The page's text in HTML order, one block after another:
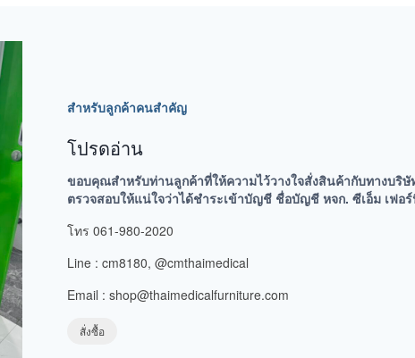
สำหรับลูกค้าคนสำคัญ
โปรดอ่าน
ขอบคุณสำหรับท่านลูกค้าที่ให้ความไว้วางใจสั่งสินค้ากับทางบริษั
ตรวจสอบให้แน่ใจว่าได้ชำระเข้าบัญชี ชื่อบัญชี หจก. ซีเอ็ม เฟอร์
โทร 061-980-2020
Line : cm8180, @cmthaimedical
Email : shop@thaimedicalfurniture.com
สั่งซื้อ